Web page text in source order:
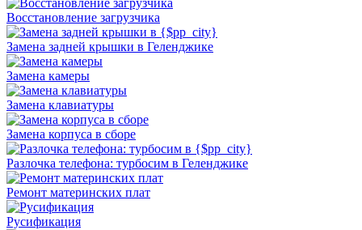
Восстановление загрузчика
Замена задней крышки в Геленджике
Замена камеры
Замена клавиатуры
Замена корпуса в сборе
Разлочка телефона: турбосим в Геленджике
Ремонт материнских плат
Русификация